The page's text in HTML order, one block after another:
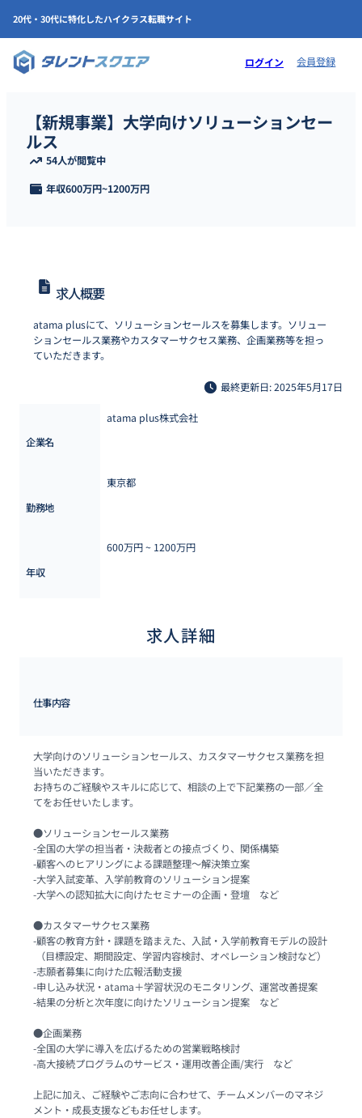
20代・30代に特化したハイクラス転職サイト
ログイン 会員登録
【新規事業】大学向けソリューションセー
ルス
54人が閲覧中
年収600万円~1200万円
求人概要
atama plusにて、ソリューションセールスを募集します。ソリュー
ションセールス業務やカスタマーサクセス業務、企画業務等を担っ
ていただきます。
最終更新日: 2025年5月17日
企業名
atama plus株式会社
勤務地
東京都
年収
600万円 ~ 1200万円
求人詳細
仕事内容
大学向けのソリューションセールス、カスタマーサクセス業務を担
当いただきます。
お持ちのご経験やスキルに応じて、相談の上で下記業務の一部／全
てをお任せいたします。
●ソリューションセールス業務
-全国の大学の担当者・決裁者との接点づくり、関係構築
-顧客へのヒアリングによる課題整理～解決策立案
-大学入試変革、入学前教育のソリューション提案
-大学への認知拡大に向けたセミナーの企画・登壇　など
●カスタマーサクセス業務
-顧客の教育方針・課題を踏まえた、入試・入学前教育モデルの設計
-志願者募集に向けた広報活動支援
-申し込み状況・atama＋学習状況のモニタリング、運営改善提案
-結果の分析と次年度に向けたソリューション提案　など
●企画業務
-全国の大学に導入を広げるための営業戦略検討
-高大接続プログラムのサービス・運用改善企画/実行　など
上記に加え、ご経験やご志向に合わせて、チームメンバーのマネジ
メント・成長支援などもお任せします。